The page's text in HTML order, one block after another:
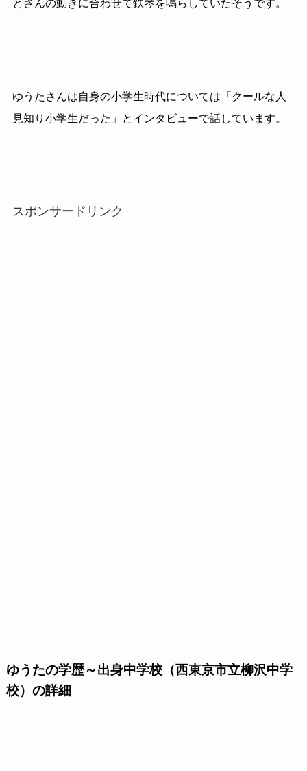
とさんの動きに合わせて鉄琴を鳴らしていたそうです。
ゆうたさんは自身の小学生時代については「クールな人
見知り小学生だった」とインタビューで話しています。
スポンサードリンク
ゆうたの学歴～出身中学校（西東京市立柳沢中学
校）の詳細